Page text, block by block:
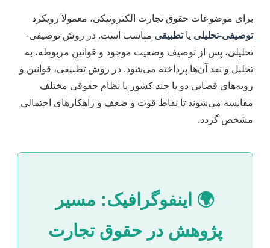
برای موضوعات حقوق تجارت الکترونیکی، معمولاً رویکرد
توصیفی-تحلیلی یاتطبیقی مناسب است. در روش توصیفی-
تحلیلی، پس از توصیف وضعیت موجود و قوانین مربوطه، به
تحلیل و نقد آن‌ها پرداخته می‌شود. در روش تطبیقی، قوانین و
رویه‌های قضایی دو یا چند کشور یا نظام حقوقی مختلف
مقایسه می‌شوند تا نقاط قوت و ضعف و راهکارهای احتمالی
مشخص گردد.
🌍 اینفوگرافیک: مسیر
پژوهش در حقوق تجارت